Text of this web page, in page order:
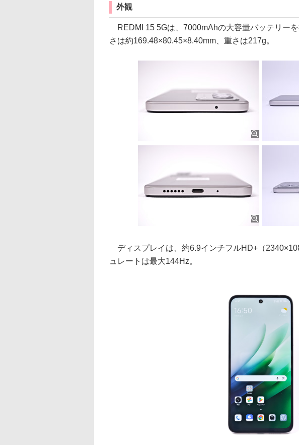
外観
REDMI 15 5Gは、7000mAhの大容量バッテリー
さは約169.48×80.45×8.40mm、重さは217g。
ディスプレイは、約6.9インチフルHD+（
ュレートは最大144Hz。